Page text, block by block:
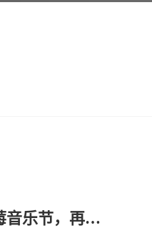
奏响珠海草莓音乐节，再掀音乐热潮